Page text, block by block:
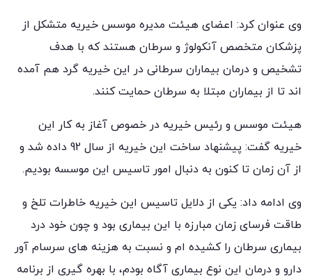
وی عنوان کرد: اعضای هیئت مدیره موسس خیریه متشکل از
پزشکان متخصص آنکولوژ و سرطان هستند که با هدف
تشخیص و درمان بیماران سرطانی در این خیریه گرد هم آمده
اند تا از بیماران مبتلا به سرطان حمایت کنند.
هیئت موسس و رئیس خیریه در خصوص آغاز به کار این
خیریه گفت: پیشنهاد ساخت این خیریه از سال 92 داده شد و
از آن زمان تا کنون به دنبال امور تاسیس این موسسه بودیم.
وی ادامه داد: یکی از دلایل تاسیس این خیریه خاطرات تلخ و
طاقت فرسای زمان مبارزه با این بیماری بود و چون خود درد
بیماری سرطان را کشیده ام و نسبت به هزینه های سرسام آور
دارو و درمان این نوع بیماری آگاه بودم، با بهره گیری از برنامه